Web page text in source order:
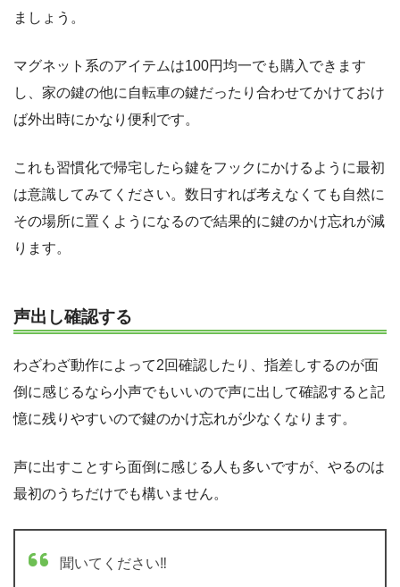
ましょう。
マグネット系のアイテムは100円均一でも購入できます
し、家の鍵の他に自転車の鍵だったり合わせてかけておけ
ば外出時にかなり便利です。
これも習慣化で帰宅したら鍵をフックにかけるように最初
は意識してみてください。数日すれば考えなくても自然に
その場所に置くようになるので結果的に鍵のかけ忘れが減
ります。
声出し確認する
わざわざ動作によって2回確認したり、指差しするのが面
倒に感じるなら小声でもいいので声に出して確認すると記
憶に残りやすいので鍵のかけ忘れが少なくなります。
声に出すことすら面倒に感じる人も多いですが、やるのは
最初のうちだけでも構いません。
聞いてください‼️